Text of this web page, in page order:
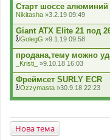
Старт шоссе алюминий
Nikitasha »3.2.19 09:49
Giant ATX Elite 21 под
к
л
а
д
е
н
н
GolegG »9.1.19 09:58
продана,тему можно
_Kristi_ »9.10.18 16:03
Фреймсет SURLY ECR
к
а
д
е
н
Ozzymasta »30.9.18 22:23
Нова тема